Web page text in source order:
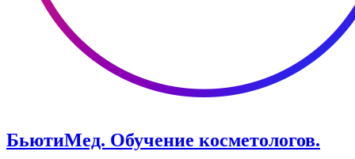
БьютиМед. Обучение косметологов.